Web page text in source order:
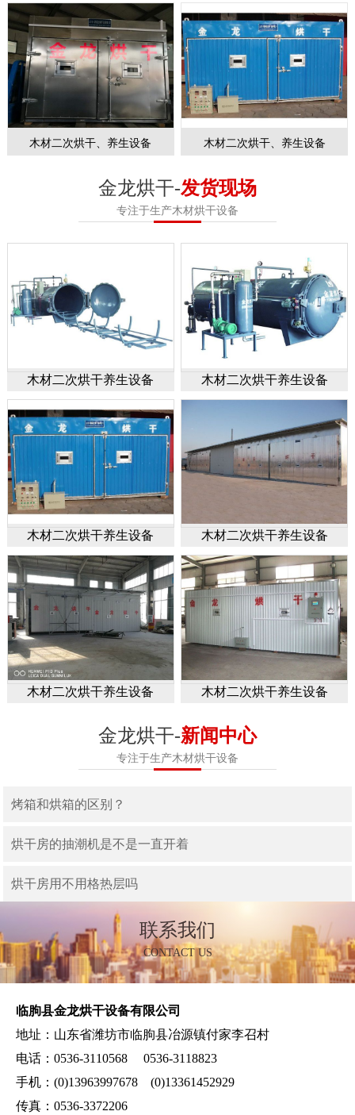
木材二次烘干、养生设备 木材二次烘干、养生设备
金龙烘干-发货现场
专注于生产木材烘干设备
木材二次烘干养生设备 木材二次烘干养生设备
木材二次烘干养生设备 木材二次烘干养生设备
木材二次烘干养生设备 木材二次烘干养生设备
金龙烘干-新闻中心
专注于生产木材烘干设备
烤箱和烘箱的区别？
烘干房的抽潮机是不是一直开着
烘干房用不用格热层吗
联系我们
CONTACT US
临朐县金龙烘干设备有限公司
地址：山东省潍坊市临朐县冶源镇付家李召村
电话：0536-3110568 0536-3118823
手机：(0)13963997678 (0)13361452929
传真：0536-3372206